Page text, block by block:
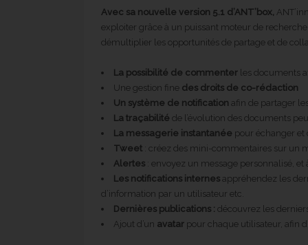
Avec sa nouvelle version 5.1 d’ANT’box,
exploiter grâce à un puissant moteur de
démultiplier les opportunités de partage et de
La possibilité de commenter les documents
Une gestion fine des droits de co-rédaction
Un système de notification afin de partager
La traçabilité de l’évolution des documents
La messagerie instantanée pour échanger
Tweet : créez des mini-commentaires sur un
Alertes : envoyez un message personnalisé,
Les notifications internes appréhendez les
d’information par un utilisateur etc.
Dernières publications : découvrez les
Ajout d’un avatar pour chaque utilisateur, afin